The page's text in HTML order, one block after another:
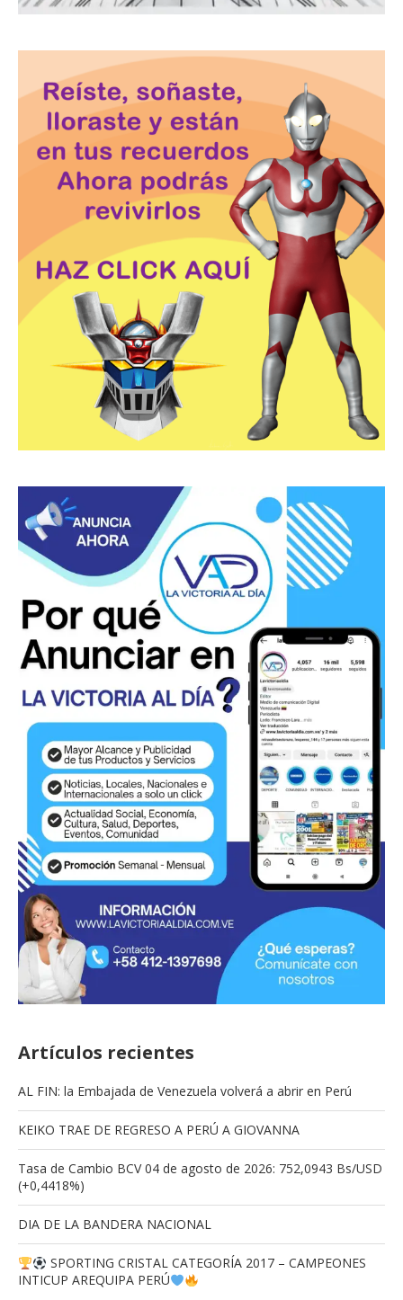
Artículos recientes
AL FIN: la Embajada de Venezuela volverá a abrir en Perú
KEIKO TRAE DE REGRESO A PERÚ A GIOVANNA
Tasa de Cambio BCV 04 de agosto de 2026: 752,0943 Bs/USD
(+0,4418%)
DIA DE LA BANDERA NACIONAL
SPORTING CRISTAL CATEGORÍA 2017 – CAMPEONES
INTICUP AREQUIPA PERÚ